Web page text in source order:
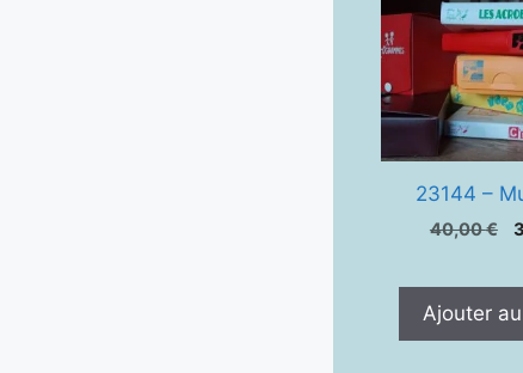
23144 –
40,00€
Ajouter